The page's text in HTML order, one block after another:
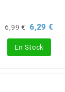
Prix
base
6,99 € 6,29 €Prix
En Stock